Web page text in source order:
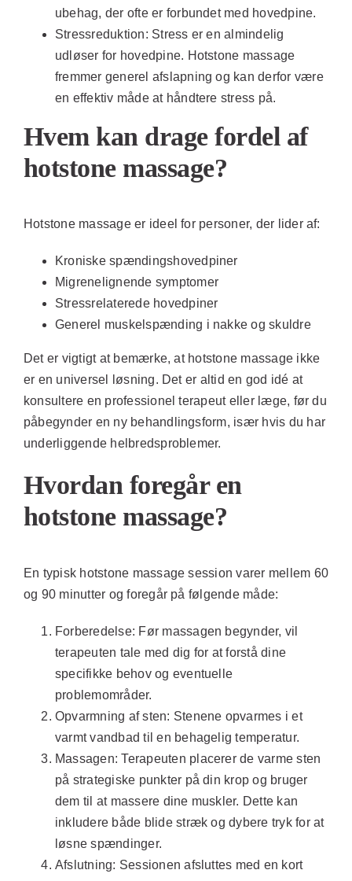
ubehag, der ofte er forbundet med hovedpine.
Stressreduktion: Stress er en almindelig
udløser for hovedpine. Hotstone massage
fremmer generel afslapning og kan derfor være
en effektiv måde at håndtere stress på.
Hvem kan drage fordel af
hotstone massage?
Hotstone massage er ideel for personer, der lider af:
Kroniske spændingshovedpiner
Migrenelignende symptomer
Stressrelaterede hovedpiner
Generel muskelspænding i nakke og skuldre
Det er vigtigt at bemærke, at hotstone massage ikke
er en universel løsning. Det er altid en god idé at
konsultere en professionel terapeut eller læge, før du
påbegynder en ny behandlingsform, især hvis du har
underliggende helbredsproblemer.
Hvordan foregår en
hotstone massage?
En typisk hotstone massage session varer mellem 60
og 90 minutter og foregår på følgende måde:
Forberedelse: Før massagen begynder, vil
terapeuten tale med dig for at forstå dine
specifikke behov og eventuelle
problemområder.
Opvarmning af sten: Stenene opvarmes i et
varmt vandbad til en behagelig temperatur.
Massagen: Terapeuten placerer de varme sten
på strategiske punkter på din krop og bruger
dem til at massere dine muskler. Dette kan
inkludere både blide stræk og dybere tryk for at
løsne spændinger.
Afslutning: Sessionen afsluttes med en kort